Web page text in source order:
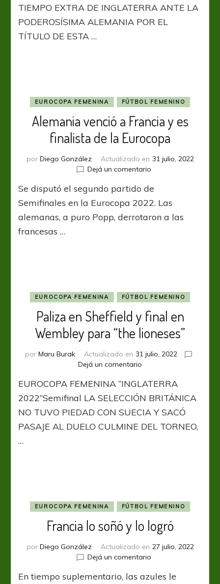
Wembley
TIEMPO EXTRA DE INGLATERRA ANTE LA
PODEROSÍSIMA ALEMANIA POR EL
TÍTULO DE ESTA …
EUROCOPA FEMENINA FÚTBOL FEMENINO
Alemania venció a Francia y es
finalista de la Eurocopa
por Diego González Actualizado en 31 julio, 2022
Dejá un comentarioen
venció
a
y
Se disputó el segundo partido de
Semifinales en la Eurocopa 2022. Las
alemanas, a puro Popp, derrotaron a las
francesas …
EUROCOPA FEMENINA FÚTBOL FEMENINO
Paliza en Sheffield y final en
Wembley para “the lioneses”
por Maru Burak Actualizado en 31 julio, 2022
Dejá un comentario
en
Sheffield
final
en
EUROCOPA FEMENINA “INGLATERRA
2022”Semifinal LA SELECCIÓN BRITÁNICA
NO TUVO PIEDAD CON SUECIA Y SACÓ
PASAJE AL DUELO CULMINE DEL TORNEO,
…
EUROCOPA FEMENINA FÚTBOL FEMENINO
Francia lo soñó y lo logró
por Diego González Actualizado en 27 julio, 2022
Dejá un comentarioen
lo
En tiempo suplementario, las azules le